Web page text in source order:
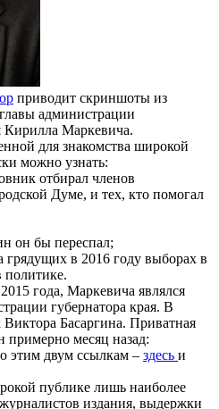
приводит скриншоты из
администрации
Кирилла Маркевича.
для знакомства широкой
можно узнать:
отбирал членов
Думе, и тех, кто помогал
он бы переспал;
грядущих в 2016 году выборах в
политике.
года, Маркевича являлся
губернатора края. В
Басаргина. Приватная
примерно месяц назад:
этим двум ссылкам – здесь и
публике лишь наиболее
издания, выдержки